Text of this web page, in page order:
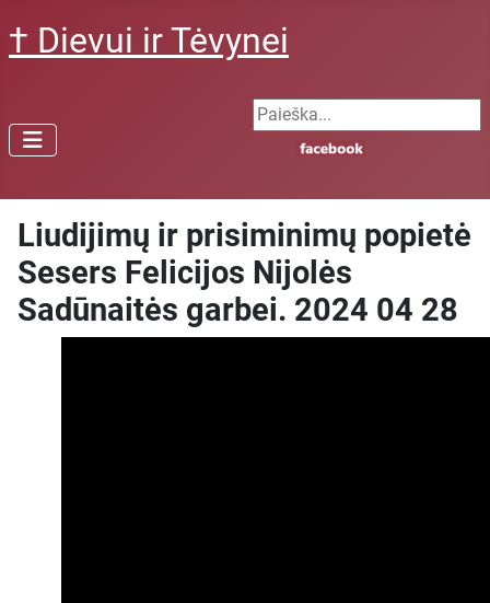
† Dievui ir Tėvynei
Search ...
Liudijimų ir prisiminimų popietė
Sesers Felicijos Nijolės
Sadūnaitės garbei. 2024 04 28